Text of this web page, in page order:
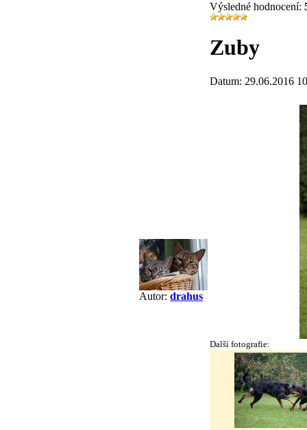
Autor: drahus
Výsledné hodnocení:
Zuby
Datum: 29.06.2016
Další fotografie: